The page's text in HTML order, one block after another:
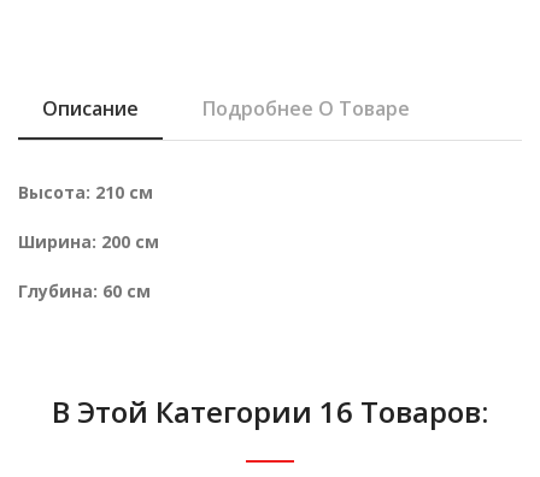
Описание Подробнее О Товаре
Высота: 210 см
Ширина: 200 см
Глубина: 60 см
В Этой Категории 16 Товаров: